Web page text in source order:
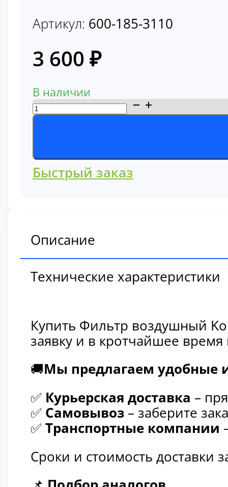
Артикул: 600-185-3110
3 600 ₽
В наличии
Количество
товара
воздушный
Komatsu
600-
Быстрый заказ
Описание
Технические характеристики
Купить Фильтр воздушный
заявку и в кротчайшее
🚚Мы предлагаем удобные
✅ Курьерская доставка –
✅ Самовывоз – заберите
✅ Транспортные компании
Сроки и стоимость доставки